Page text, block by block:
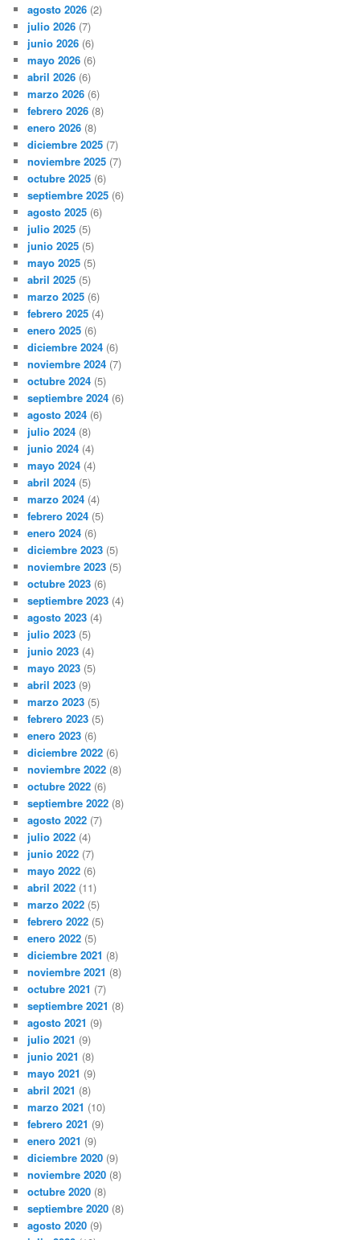
agosto 2026 (2)
julio 2026 (7)
junio 2026 (6)
mayo 2026 (6)
abril 2026 (6)
marzo 2026 (6)
febrero 2026 (8)
enero 2026 (8)
diciembre 2025 (7)
noviembre 2025 (7)
octubre 2025 (6)
septiembre 2025 (6)
agosto 2025 (6)
julio 2025 (5)
junio 2025 (5)
mayo 2025 (5)
abril 2025 (5)
marzo 2025 (6)
febrero 2025 (4)
enero 2025 (6)
diciembre 2024 (6)
noviembre 2024 (7)
octubre 2024 (5)
septiembre 2024 (6)
agosto 2024 (6)
julio 2024 (8)
junio 2024 (4)
mayo 2024 (4)
abril 2024 (5)
marzo 2024 (4)
febrero 2024 (5)
enero 2024 (6)
diciembre 2023 (5)
noviembre 2023 (5)
octubre 2023 (6)
septiembre 2023 (4)
agosto 2023 (4)
julio 2023 (5)
junio 2023 (4)
mayo 2023 (5)
abril 2023 (9)
marzo 2023 (5)
febrero 2023 (5)
enero 2023 (6)
diciembre 2022 (6)
noviembre 2022 (8)
octubre 2022 (6)
septiembre 2022 (8)
agosto 2022 (7)
julio 2022 (4)
junio 2022 (7)
mayo 2022 (6)
abril 2022 (11)
marzo 2022 (5)
febrero 2022 (5)
enero 2022 (5)
diciembre 2021 (8)
noviembre 2021 (8)
octubre 2021 (7)
septiembre 2021 (8)
agosto 2021 (9)
julio 2021 (9)
junio 2021 (8)
mayo 2021 (9)
abril 2021 (8)
marzo 2021 (10)
febrero 2021 (9)
enero 2021 (9)
diciembre 2020 (9)
noviembre 2020 (8)
octubre 2020 (8)
septiembre 2020 (8)
agosto 2020 (9)